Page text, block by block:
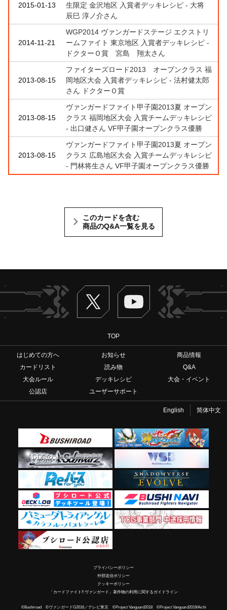
2015-01-13
生限定 金沢地区 入賞者デッキレシピ - 大将
辰巳 淳ノ介さん
2014-11-21
WGP2014 ヴァンガードステージ エクストリ
ームファイト 東京地区 入賞者デッキレシピ -
ドクターＯ賞 宮島 翔太さん
2013-08-15
ファイターズロード2013 オープンクラス 福
岡地区大会 入賞者デッキレシピ - 法村健太郎
さん ドクターＯ賞
2013-08-15
ヴァンガードファイト甲子園2013夏 オープン
クラス 福岡地区大会 入賞チームデッキレシピ
- 出口健さん VF甲子園オープンクラス優勝
2013-08-15
ヴァンガードファイト甲子園2013夏 オープン
クラス 広島地区大会 入賞チームデッキレシピ
- 門林将生さん VF甲子園オープンクラス優勝
このカードを含む
商品のQ&A一覧を見る
Twitter ヴァンガードch
TOP
はじめての方へ お知らせ
商品情報
カードリスト
読み物
Q&A
大会ルール
デッキレシピ
大会・イベント
公認店
ユーザーサポート
English 简体中文
プライバシーポリシー
外部送信ポリシー
クッキーポリシー
「カードファイト!! ヴァンガード」著作物の利用に関するガイドライン
©Bushiroad ©ヴァンガードG2016／テレビ東京 ©Project Vanguard2018 ©Project Vanguard2019/Aichi